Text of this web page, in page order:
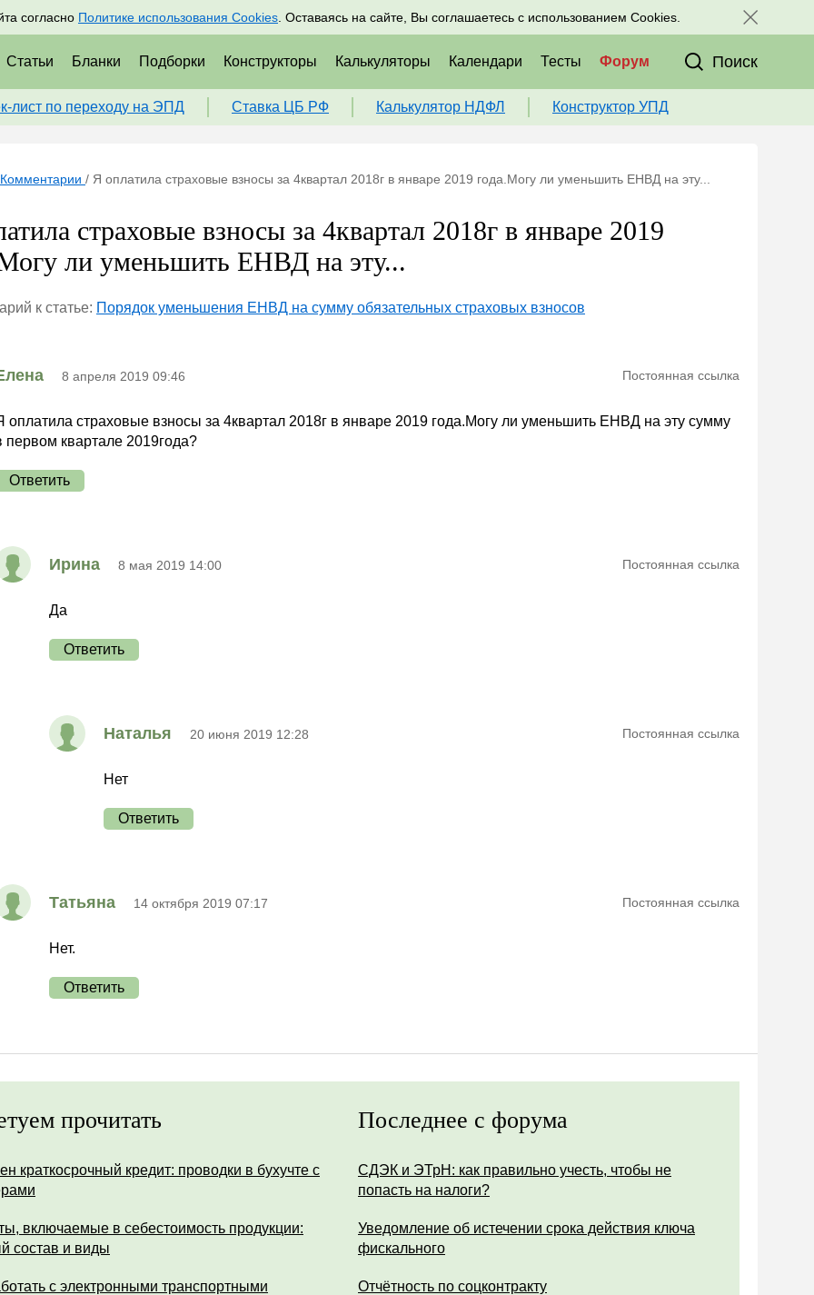
согласно Политике использования Cookies . Оставаясь на сайте, Вы соглашаетесь с использованием Cookies.
Подписаться Присоединяйтесь к нам в соц. сетях:
Статьи Бланки Подборки Конструкторы Калькуляторы Календари Тесты Форум Поиск
лист по переходу на ЭПД Ставка ЦБ РФ Калькулятор НДФЛ Конструктор УПД
Комментарии / Я оплатила страховые взносы за 4квартал 2018г в январе 2019 года.Могу ли уменьшить ЕНВД на эту...
страховые взносы за 4квартал 2018г в январе 2019
ли уменьшить ЕНВД на эту...
к статье: Порядок уменьшения ЕНВД на сумму обязательных страховых взносов
8 апреля 2019 09:46 Постоянная ссылка
оплатила страховые взносы за 4квартал 2018г в январе 2019 года.Могу ли уменьшить ЕНВД на эту сумму
первом квартале 2019года?
Ответить
Ирина 8 мая 2019 14:00 Постоянная ссылка
Да
Ответить
Наталья 20 июня 2019 12:28 Постоянная ссылка
Нет
Ответить
Татьяна 14 октября 2019 07:17 Постоянная ссылка
Нет.
Ответить
прочитать
краткосрочный кредит: проводки в бухучте с
включаемые в себестоимость продукции:
состав и виды
с электронными транспортными
Последнее с форума
СДЭК и ЭТрН: как правильно учесть, чтобы не
попасть на налоги?
Уведомление об истечении срока действия ключа
фискального
Отчётность по соцконтракту